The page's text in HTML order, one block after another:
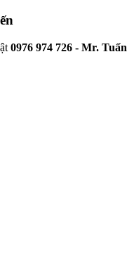
0976 974 726 - Mr. Tuấn